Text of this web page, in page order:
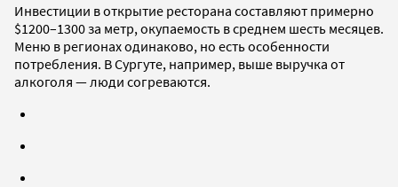
Инвестиции в открытие ресторана составляют примерно
$1200–1300 за метр, окупаемость в среднем шесть месяцев.
Меню в регионах одинаково, но есть особенности
потребления. В Сургуте, например, выше выручка от
алкоголя — люди согреваются.